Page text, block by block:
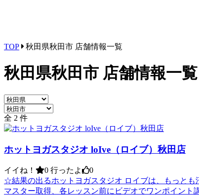
TOP 秋田県秋田市 店舗情報一覧
秋田県秋田市 店舗情報一覧
全 2 件
ホットヨガスタジオ loIve（ロイブ）秋田店
イイね！ 0 行ったよ
0
☆結果の出るホットヨガスタジオ ロイブは、もっと
マスター取得、各レッスン前にビデオでワンポイント